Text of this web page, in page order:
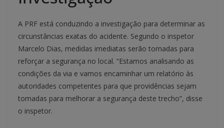
A PRF está conduzindo a investigação para determinar as
circunstâncias exatas do acidente. Segundo o inspetor
Marcelo Dias, medidas imediatas serão tomadas para
reforçar a segurança no local. “Estamos analisando as
condições da via e vamos encaminhar um relatório às
autoridades competentes para que providências sejam
tomadas para melhorar a segurança deste trecho”, disse
o inspetor.